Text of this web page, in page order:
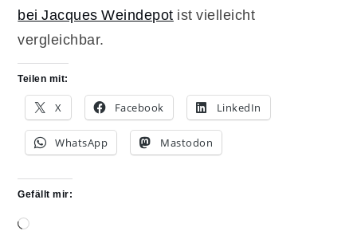
bei Jacques Weindepot ist vielleicht
vergleichbar.
Teilen mit:
X Facebook LinkedIn
WhatsApp Mastodon
Gefällt mir:
Wird